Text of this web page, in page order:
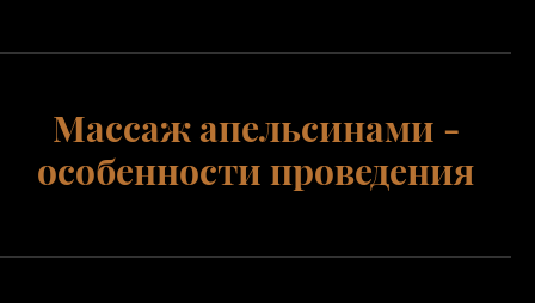
Массаж апельсинами -
особенности проведения